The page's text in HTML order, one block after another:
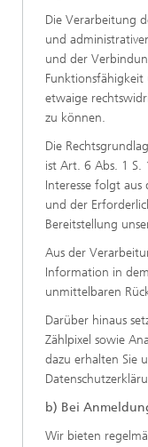
Die Verarbeitung
und
und der
Funktionsfähigkeit
etwaige
zu können.
Die
ist Art. 6 Abs. 1 S.
Interesse folgt aus
und der
Bereitstellung
Aus der
Information in
unmittelbaren
Darüber hinaus
Zählpixel sowie
dazu erhalten Sie
b) Bei
Wir bieten